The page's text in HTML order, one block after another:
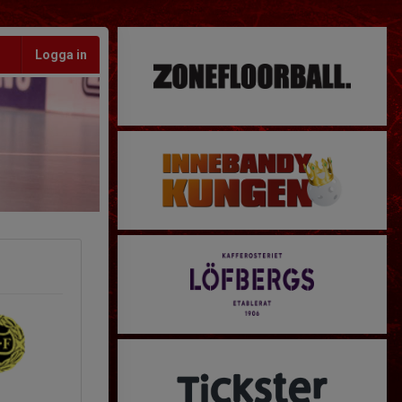
Logga in